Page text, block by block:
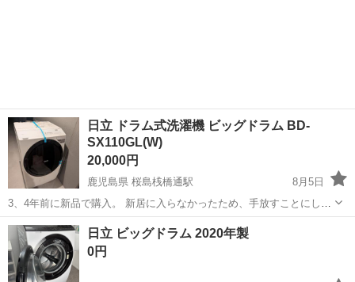
日立 ドラム式洗濯機 ビッグドラム BD-
SX110GL(W)
20,000円
鹿児島県 桜島桟橋通駅
8月5日
3、4年前に新品で購入。 新居に入らなかったため、手放すことにしま
した。 早めに取りに来ていただける方優先でお願いします。 パッキン
に割れがあります。 元の通り重ねておけば水漏れしませんが、ズレて
いると若干水漏れします...
鹿児島 鹿児島市 桜島桟橋通駅 生活家電
日立 ビッグドラム 2020年製
0円